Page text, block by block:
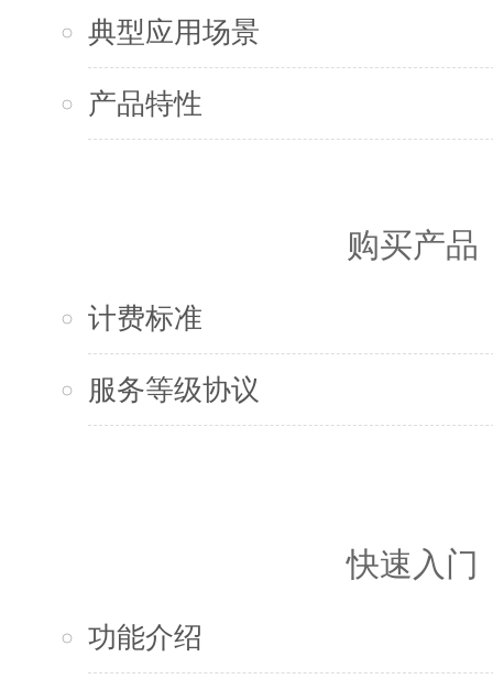
典型应用场景
产品特性
购买产品
计费标准
服务等级协议
快速入门
功能介绍